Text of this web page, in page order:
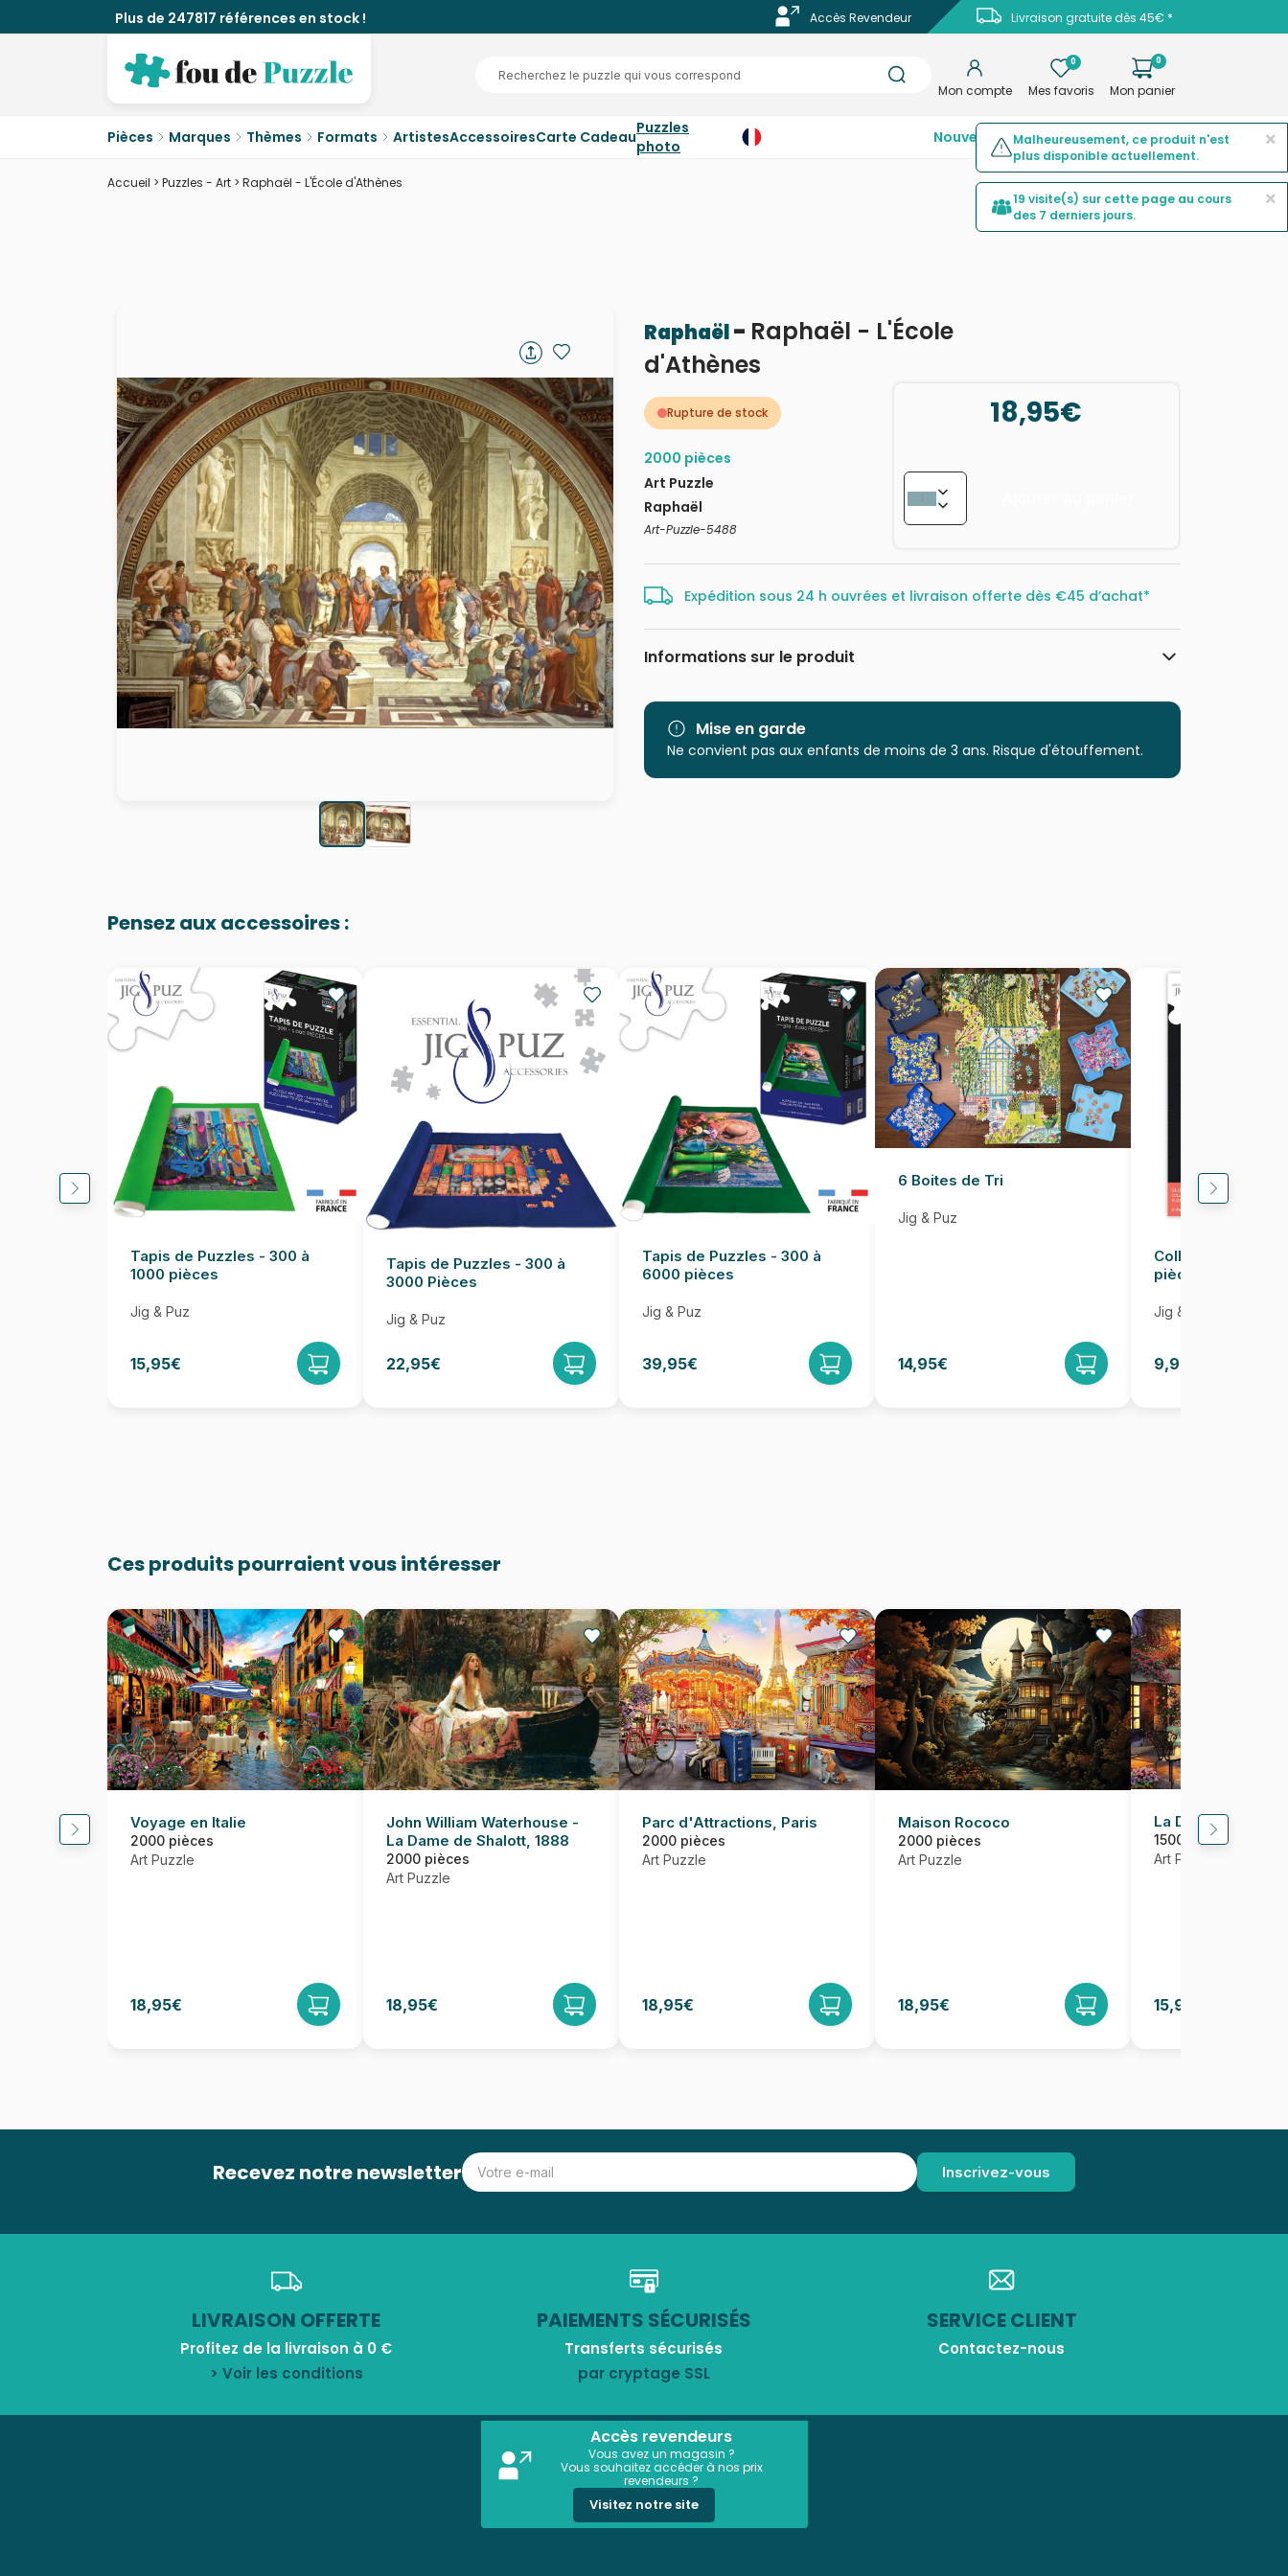
Plus de 247817 références en stock ! Livraison gratuite dès 45€ *
Accès Revendeur
Mon compte
0
Mes favoris
0
Mon panier
Pièces Marques Thèmes Formats ArtistesAccessoiresCarte CadeauPuzzles
photo
NouveautésTop ventesPromotions
Accueil > Puzzles - Art > Raphaël - L'École d'Athènes
Raphaël- Raphaël - L'École
d'Athènes
Rupture de stock
2000 pièces
Art Puzzle
Raphaël
Art-Puzzle-5488
18,95€
Expédition sous 24 h ouvrées et livraison offerte dès €45 d’achat*
Informations sur le produit
Catégorie
Age
Puzzle pour Adultes (500 à 48.000
pièces)
Mise en garde
Ne convient pas aux enfants de moins de 3 ans. Risque d'étouffement.
Pensez aux accessoires :
Tapis de Puzzles - 300 à
1000 pièces
Jig & Puz
15,95€
Tapis de Puzzles - 300 à
3000 Pièces
Jig & Puz
22,95€
Tapis de Puzzles - 300 à
6000 pièces
Jig & Puz
39,95€
6 Boites de Tri
Jig & Puz
14,95€
Colle pour Puzzle
pièces
Jig & Puz
9,95€
Ces produits pourraient vous intéresser
Voyage en Italie
2000 pièces
Art Puzzle
18,95€
John William Waterhouse -
La Dame de Shalott, 1888
2000 pièces
Art Puzzle
18,95€
Parc d'Attractions, Paris
2000 pièces
Art Puzzle
18,95€
Maison Rococo
2000 pièces
Art Puzzle
18,95€
La Douce Vie
1500 pièces
Art Puzzle
15,95€
Recevez notre newsletter
LIVRAISON OFFERTE
Profitez de la livraison à 0 €
> Voir les conditions
PAIEMENTS SÉCURISÉS
Transferts sécurisés
par cryptage SSL
SERVICE CLIENT
Contactez-nous
Accès revendeurs
Vous avez un magasin ?
Vous souhaitez accéder à nos prix
revendeurs ?
Visitez notre site
×
Malheureusement, ce produit n'est
plus disponible actuellement.
×
19 visite(s) sur cette page au cours
des 7 derniers jours.